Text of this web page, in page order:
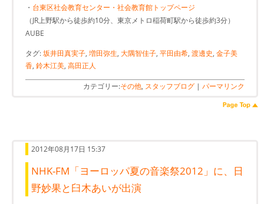
・ 台東区社会教育センター・社会教育館トップページ
（JR上野駅から徒歩約10分、東京メトロ稲荷町駅から徒歩約3分）
AUBE
タグ:坂井田真実子, 増田弥生, 大隅智佳子, 平田由希, 渡邊史, 金子美
香, 鈴木江美, 高田正人
カテゴリー:その他, スタッフブログ | パーマリンク
2012年08月17日 15:37
NHK-FM「ヨーロッパ夏の音楽祭2012」に、日
野妙果と臼木あいが出演